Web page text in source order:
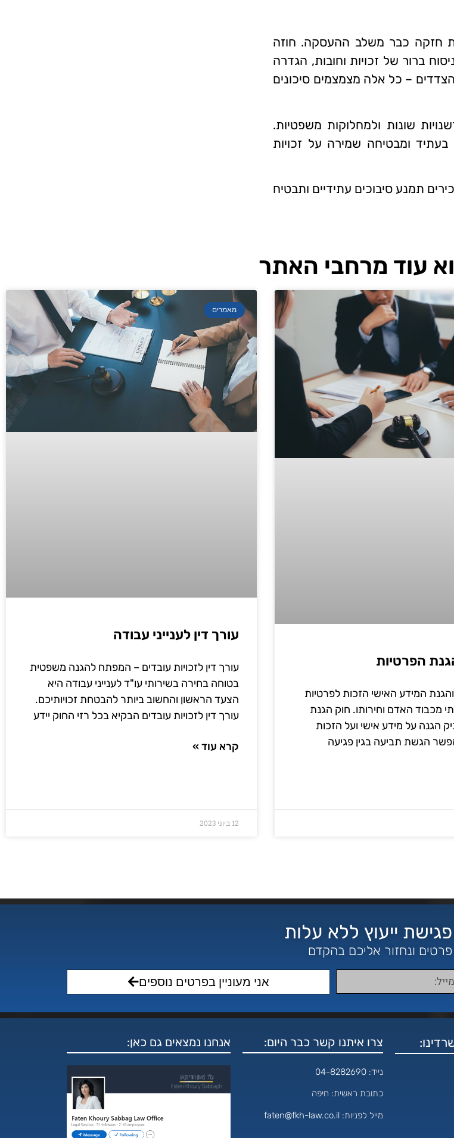
חזקה כבר משלב ההעסקה. חוזה
ברור של זכויות וחובות, הגדרה
– כל אלה מצמצמים סיכונים
שונות ולמחלוקות משפטיות.
ומבטיחה שמירה על זכויות
תמנע סיבוכים עתידיים ותבטיח
עוד מרחבי האתר
הפרטיות
המידע האישי הזכות לפרטיות
מכבוד האדם וחירותו. חוק הגנת
הגנה על מידע אישי ועל הזכות
הגשת תביעה בגין פגיעה
מאמרים
עורך דין לענייני עבודה
עורך דין לזכויות עובדים – המפתח להגנה משפטית
בטוחה בחירה בשירותי עו"ד לענייני עבודה היא
הצעד הראשון והחשוב ביותר להבטחת זכויותיכם.
עורך דין לזכויות עובדים הבקיא בכל רזי החוק יידע
קרא עוד »
12 ביוני 2023
ייעוץ ללא עלות
ונחזור אליכם בהקדם
אני מעוניין בפרטים נוספים
צרו איתנו קשר כבר היום:
נייד:04-8282690
כתובת ראשית: חיפה
מייל לפניות: faten@fkh-law.co.il
אנחנו נמצאים גם כאן: